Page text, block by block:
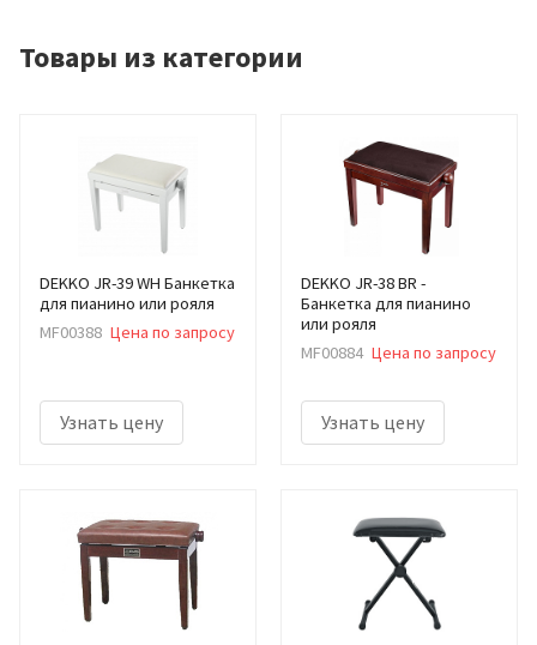
Товары из категории
DEKKO JR-39 WH Банкетка
для пианино или рояля
MF00388 Цена по запросу
Узнать цену
DEKKO JR-38 BR -
Банкетка для пианино
или рояля
MF00884 Цена по запросу
Узнать цену